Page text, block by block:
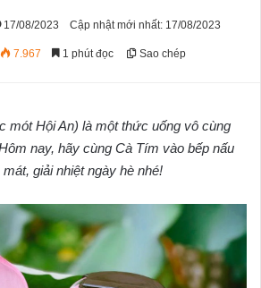
17/08/2023 Cập nhật mới nhất: 17/08/2023
7.967 1 phút đọc Sao chép
mót Hội An) là một thức uống vô cùng
nay, hãy cùng Cà Tím vào bếp nấu
giải nhiệt ngày hè nhé!